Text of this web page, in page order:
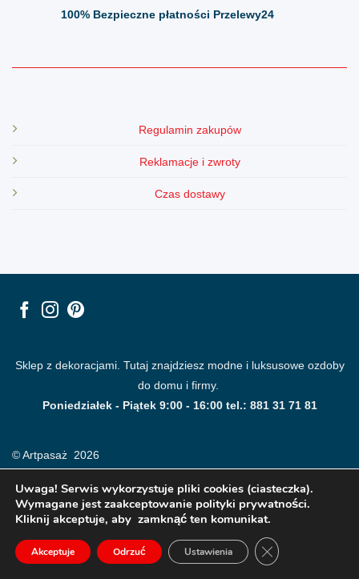
100% Bezpieczne płatności Przelewy24
Regulamin zakupów
Reklamacje i zwroty
Czas dostawy
Sklep z dekoracjami. Tutaj znajdziesz modne i luksusowe ozdoby
do domu i firmy.
Poniedziałek - Piątek 9:00 - 16:00 tel.: 881 31 71 81
© Artpasaż 2026
Modne plakaty, obrazy, fototapety i dekoracje na ściany.
Uwaga! Serwis wykorzystuje pliki cookies (ciasteczka).
Wymagane jest zaakceptowanie polityki prywatności.
Kliknij akceptuje, aby zamknąć ten komunikat.
Akceptuje Odrzuć Ustawienia ZAMKNIJ